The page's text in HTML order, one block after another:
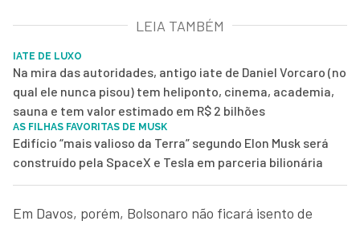
LEIA TAMBÉM
IATE DE LUXO
Na mira das autoridades, antigo iate de Daniel Vorcaro (no
qual ele nunca pisou) tem heliponto, cinema, academia,
sauna e tem valor estimado em R$ 2 bilhões
AS FILHAS FAVORITAS DE MUSK
Edifício “mais valioso da Terra” segundo Elon Musk será
construído pela SpaceX e Tesla em parceria bilionária
Em Davos, porém, Bolsonaro não ficará isento de